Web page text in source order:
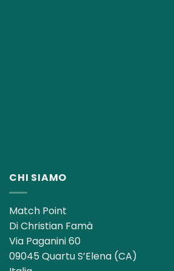
CHI SIAMO
Match Point
Di Christian Famà
Via Paganini 60
09045 Quartu S’Elena (CA)